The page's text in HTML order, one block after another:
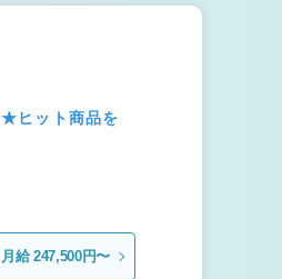
★ヒット商品を
月給 247,500円〜